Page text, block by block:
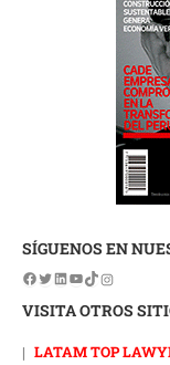
SÍGUENOS EN
VISITA OTROS
| LATAM TOP